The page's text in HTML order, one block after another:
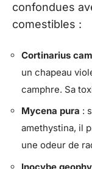
confondues
comestibles :
Cortinarius
un chapeau
camphre. Sa
Mycena pura :
amethystina, il
une odeur de